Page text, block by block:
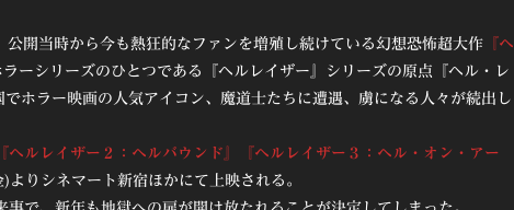
開当時から今も熱狂的なファンを増殖し続けている幻想恐怖超大作 『ヘ
ーシリーズのひとつである『ヘルレイザー』シリーズの原点『ヘル・レ
ホラー映画の人気アイコン、魔道士たちに遭遇、虜になる人々が続出し
『ヘルレイザー２：ヘルバウンド』『ヘルレイザー３：ヘル・オン・アー
りシネマート新宿ほかにて上映される。